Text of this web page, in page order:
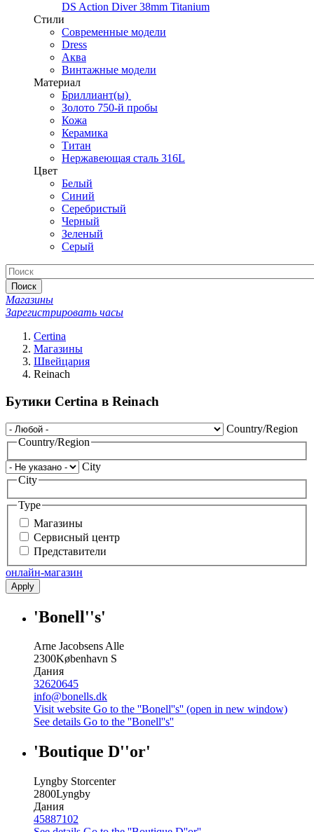
DS Action Diver 38mm Titanium
Стили
Современные модели
Dress
Аква
Винтажные модели
Материал
Бриллиант(ы)
Золото 750-й пробы
Кожа
Керамика
Титан
Нержавеющая сталь 316L
Цвет
Белый
Синий
Серебристый
Черный
Зеленый
Серый
Поиск
Магазины
Зарегистрировать часы
Certina
Магазины
Швейцария
Reinach
Бутики Certina в Reinach
Country/Region
Country/Region
City
City
Type
Магазины
Сервисный центр
Представители
онлайн-магазин
Apply
'Bonell''s'
Arne Jacobsens Alle
2300København S
Дания
32620645
info@bonells.dk
Visit website Go to the ''Bonell''s'' (open in new window)
See details Go to the ''Bonell''s''
'Boutique D''or'
Lyngby Storcenter
2800Lyngby
Дания
45887102